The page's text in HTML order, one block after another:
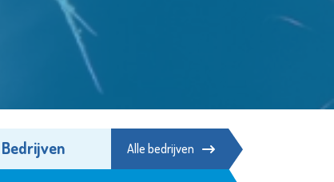
Bedrijven Alle bedrijven